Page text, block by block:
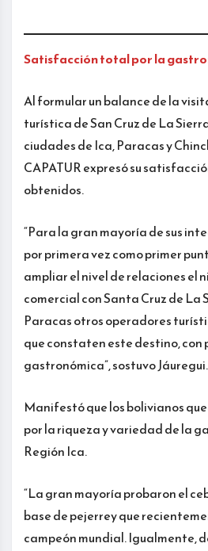
Satisfacción total por la
Al formular un balance de la
turística de San Cruz de La
ciudades de Ica, Paracas y
CAPATUR expresó su
obtenidos.
“Para la gran mayoría de sus
por primera vez como primer
ampliar el nivel de relaciones el
comercial con Santa Cruz de La
Paracas otros operadores
que constaten este destino, con
gastronómica”, sostuvo Jáuregui.
Manifestó que los bolivianos
por la riqueza y variedad de la
Región Ica.
“La gran mayoría probaron el
base de pejerrey que
campeón mundial. Igualmente,